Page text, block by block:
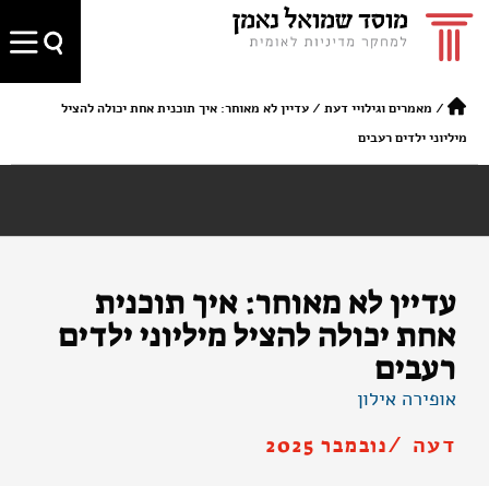
/ מאמרים וגילויי דעת /עדיין לא מאוחר: איך תוכנית אחת יכולה להציל
מיליוני ילדים רעבים
עדיין לא מאוחר: איך תוכנית
אחת יכולה להציל מיליוני ילדים
רעבים
אופירה אילון
דעה /נובמבר 2025